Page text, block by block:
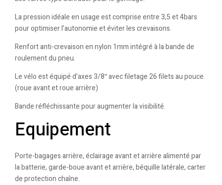
La pression idéale en usage est comprise entre 3,5 et 4bars
pour optimiser l’autonomie et éviter les crevaisons.
Renfort anti-crevaison en nylon 1mm intégré à la bande de
roulement du pneu.
Le vélo est équipé d’axes 3/8″ avec filetage 26 filets au pouce.
(roue avant et roue arrière)
Bande réfléchissante pour augmenter la visibilité.
Equipement
Porte-bagages arrière, éclairage avant et arrière alimenté par
la batterie, garde-boue avant et arrière, béquille latérale, carter
de protection chaîne.